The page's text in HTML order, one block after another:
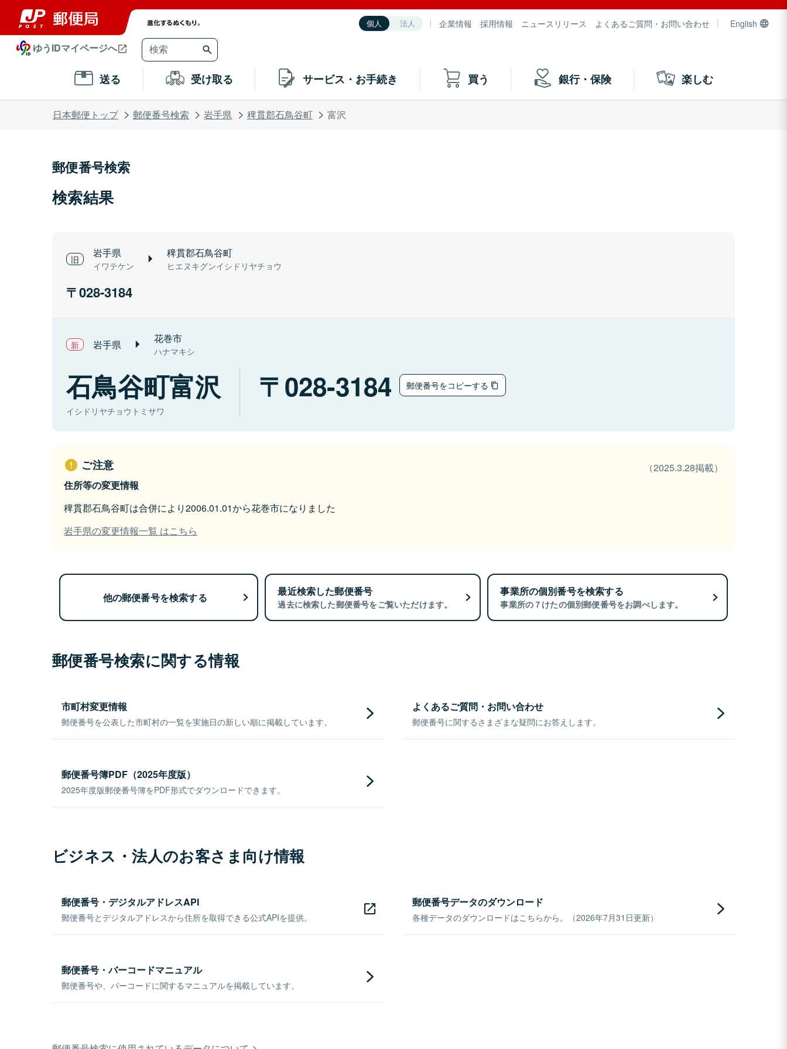
個人 法人 企業情報 採用情報 ニュースリリース よくあるご質問・お問い合わせ English
ゆうIDマイページへ
送る 受け取る サービス・お手続き 買う 銀行・保険 楽しむ
日本郵便トップ 郵便番号検索 岩手県 稗貫郡石鳥谷町 富沢
郵便番号検索
検索結果
岩手県
イワテケン
稗貫郡石鳥谷町
ヒエヌキグンイシドリヤチョウ
028-3184
岩手県 花巻市
ハナマキシ
石鳥谷町富沢
イシドリヤチョウトミサワ
028-3184 郵便番号をコピーする
ご注意
（2025.3.28掲載）
住所等の変更情報
稗貫郡石鳥谷町は合併により2006.01.01から花巻市になりました
岩手県の変更情報一覧 はこちら
他の郵便番号を検索する 最近検索した郵便番号
過去に検索した郵便番号をご覧いただけます。
事業所の個別番号を検索する
事業所の７けたの個別郵便番号をお調べします。
郵便番号検索に関する情報
市町村変更情報
郵便番号を公表した市町村の一覧を実施日の新しい順に掲載しています。
よくあるご質問・お問い合わせ
郵便番号に関するさまざまな疑問にお答えします。
郵便番号簿PDF（2025年度版）
2025年度版郵便番号簿をPDF形式でダウンロードできます。
ビジネス・法人のお客さま向け情報
郵便番号・デジタルアドレスAPI
郵便番号とデジタルアドレスから住所を取得できる公式APIを提供。
郵便番号データのダウンロード
各種データのダウンロードはこちらから。（2026年7月31日更新）
郵便番号・バーコードマニュアル
郵便番号や、バーコードに関するマニュアルを掲載しています。